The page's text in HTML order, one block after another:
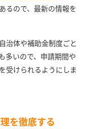
るので、最新の情報を
治体や補助金制度ごと
多いので、申請期間や
受けられるようにしま
を徹底する